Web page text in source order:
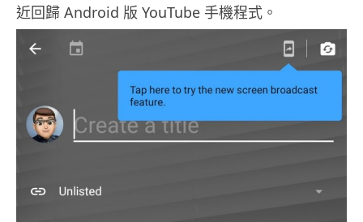
近回歸 Android 版 YouTube 手機程式。